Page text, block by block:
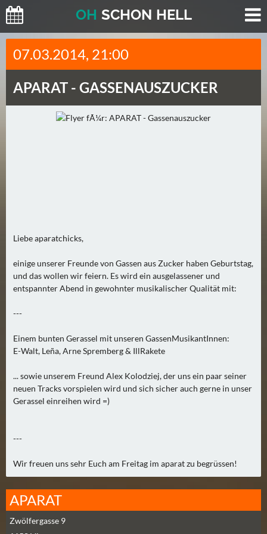
OH SCHON HELL
H
E
T
E
E
(
0
)
E
B
R
M
O
N
(
0
)
07.03.2014, 21:00
APARAT - GASSENAUSZUCKER
Liebe aparatchicks,
einige unserer Freunde von Gassen aus Zucker haben Geburtstag,
und das wollen wir feiern. Es wird ein ausgelassener und
entspannter Abend in gewohnter musikalischer Qualität mit:
---
Einem bunten Gerassel mit unseren GassenMusikantInnen:
E-Walt, Leña, Arne Spremberg & IllRakete
... sowie unserem Freund Alex Kolodziej, der uns ein paar seiner
neuen Tracks vorspielen wird und sich sicher auch gerne in unser
Gerassel einreihen wird =)
---
Wir freuen uns sehr Euch am Freitag im aparat zu begrüssen!
APARAT
Zwölfergasse 9